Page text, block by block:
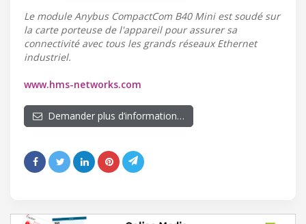
Le module Anybus CompactCom B40 Mini est soudé sur
la carte porteuse de l'appareil pour assurer sa
connectivité avec tous les grands réseaux Ethernet
industriel.
www.hms-networks.com
Demander plus d’information…